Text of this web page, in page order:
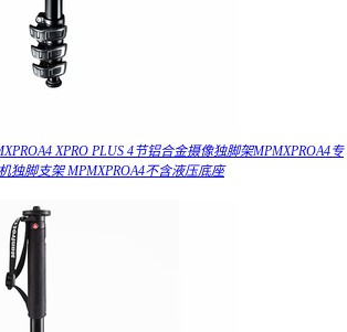
XPRO PLUS 4节铝合金摄像独脚架MPMXPROA4专
独脚支架 MPMXPROA4不含液压底座